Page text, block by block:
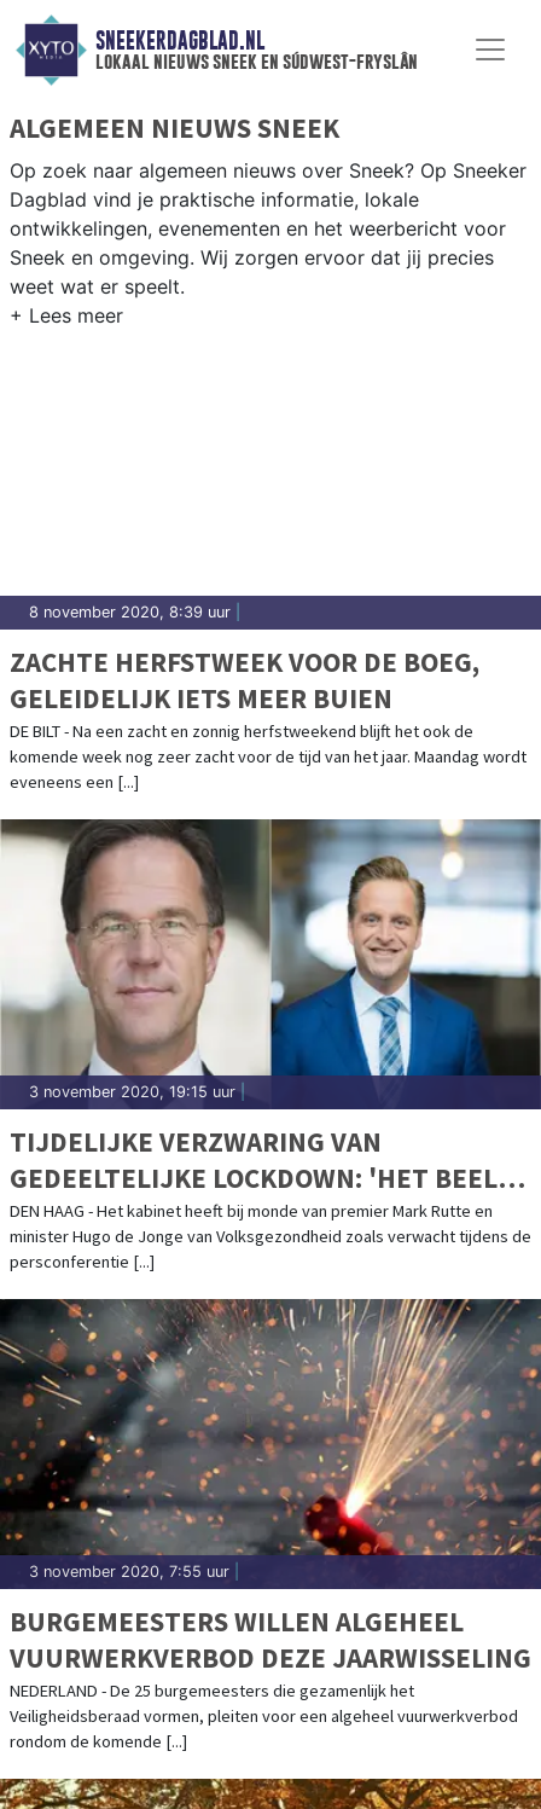
SNEEKERDAGBLAD.NL
lokaal nieuws sneek en súdwest-fryslân
ALGEMEEN NIEUWS SNEEK
Op zoek naar algemeen nieuws over Sneek? Op Sneeker
Dagblad vind je praktische informatie, lokale
ontwikkelingen, evenementen en het weerbericht voor
Sneek en omgeving. Wij zorgen ervoor dat jij precies
weet wat er speelt.
8 november 2020, 8:39 uur
ZACHTE HERFSTWEEK VOOR DE BOEG,
GELEIDELIJK IETS MEER BUIEN
DE BILT - Na een zacht en zonnig herfstweekend blijft het ook de
komende week nog zeer zacht voor de tijd van het jaar. Maandag wordt
eveneens een [...]
3 november 2020, 19:15 uur
TIJDELIJKE VERZWARING VAN
GEDEELTELIJKE LOCKDOWN: 'HET BEELD
IS NIET SLECHT, MAAR ZEKER NIET GOED
GENOEG'
DEN HAAG - Het kabinet heeft bij monde van premier Mark Rutte en
minister Hugo de Jonge van Volksgezondheid zoals verwacht tijdens de
persconferentie [...]
3 november 2020, 7:55 uur
BURGEMEESTERS WILLEN ALGEHEEL
VUURWERKVERBOD DEZE JAARWISSELING
NEDERLAND - De 25 burgemeesters die gezamenlijk het
Veiligheidsberaad vormen, pleiten voor een algeheel vuurwerkverbod
rondom de komende [...]